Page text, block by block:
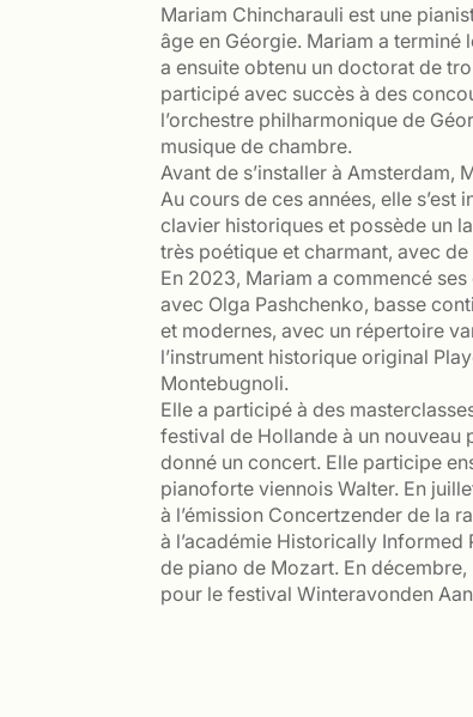
Mariam Chincharauli est une
âge en Géorgie. Mariam a terminé
a ensuite obtenu un doctorat de
participé avec succès à des
l’orchestre philharmonique de
musique de chambre.
Avant de s’installer à Amsterdam,
Au cours de ces années, elle
clavier historiques et possède un
très poétique et charmant, avec
En 2023, Mariam a commencé
avec Olga Pashchenko, basse
et modernes, avec un répertoire
l’instrument historique original
Montebugnoli.
Elle a participé à des
festival de Hollande à un nouveau
donné un concert. Elle participe
pianoforte viennois Walter. En
à l’émission Concertzender de la
à l’académie Historically
de piano de Mozart. En
pour le festival Winteravonden